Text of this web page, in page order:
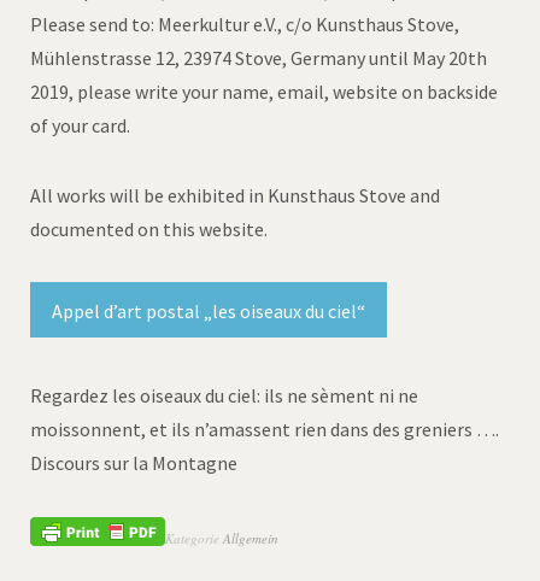
Please send to: Meerkultur e.V., c/o Kunsthaus Stove,
Mühlenstrasse 12, 23974 Stove, Germany until May 20th
2019, please write your name, email, website on backside
of your card.
All works will be exhibited in Kunsthaus Stove and
documented on this website.
Appel d’art postal „les oiseaux du ciel“
Regardez les oiseaux du ciel: ils ne sèment ni ne
moissonnent, et ils n’amassent rien dans des greniers ….
Discours sur la Montagne
Kategorie Allgemein